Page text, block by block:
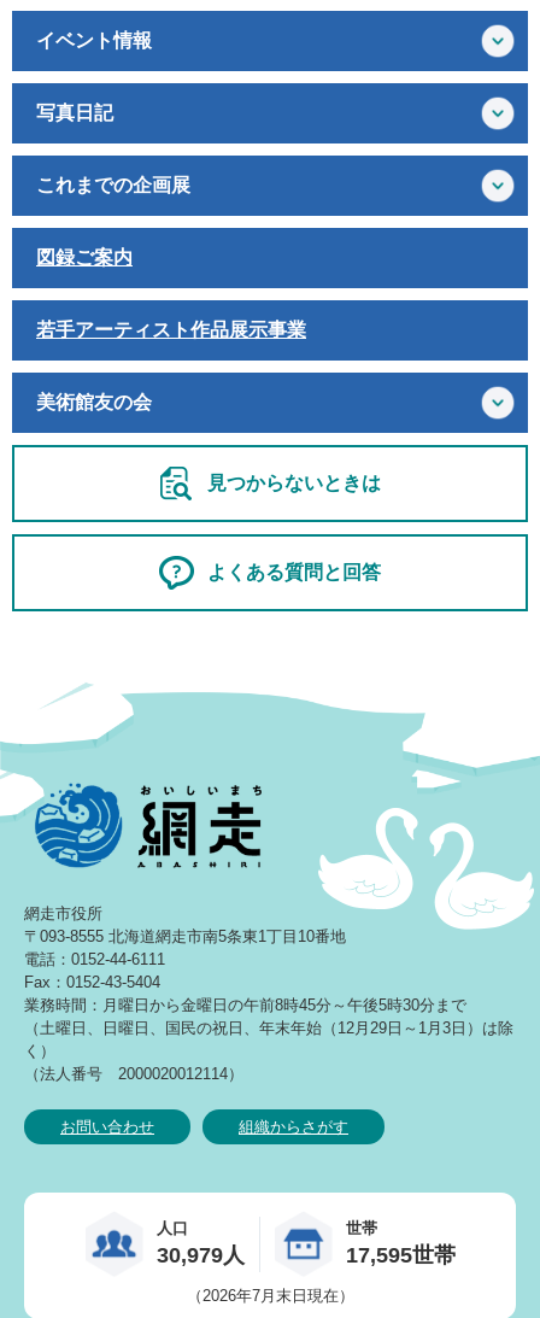
イベント情報
写真日記
これまでの企画展
図録ご案内
若手アーティスト作品展示事業
美術館友の会
見つからないときは
よくある質問と回答
網走市役所
〒093-8555 北海道網走市南5条東1丁目10番地
電話：0152-44-6111
Fax：0152-43-5404
業務時間：月曜日から金曜日の午前8時45分～午後5時30分まで
（土曜日、日曜日、国民の祝日、年末年始（12月29日～1月3日）は除
く）
（法人番号 2000020012114）
お問い合わせ 組織からさがす
人口
30,979人
世帯
17,595世帯
（2026年7月末日現在）